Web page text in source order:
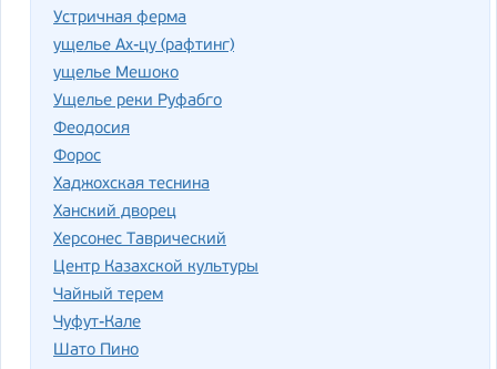
Устричная ферма
ущелье Ах-цу (рафтинг)
ущелье Мешоко
Ущелье реки Руфабго
Феодосия
Форос
Хаджохская теснина
Ханский дворец
Херсонес Таврический
Центр Казахской культуры
Чайный терем
Чуфут-Кале
Шато Пино